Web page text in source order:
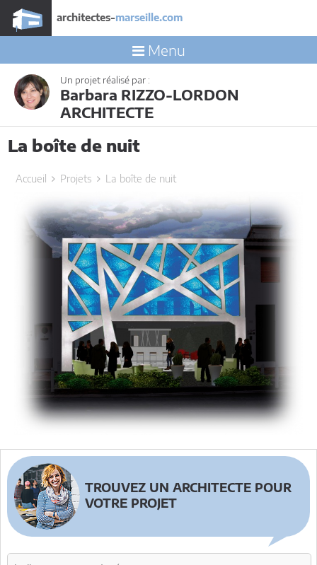
architectes-marseille.com
Menu
Un projet réalisé par :
Barbara RIZZO-LORDON
ARCHITECTE
La boîte de nuit
Accueil Projets La boîte de nuit
TROUVEZ UN ARCHITECTE POUR
VOTRE PROJET